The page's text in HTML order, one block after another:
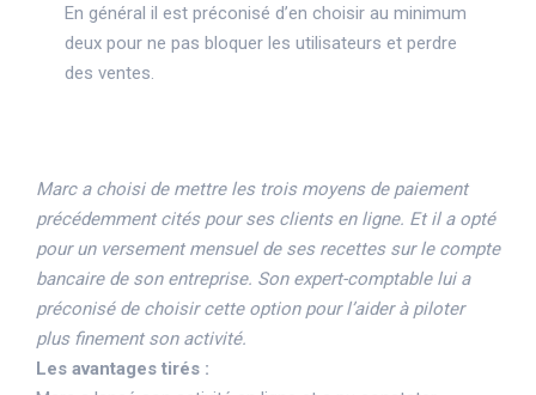
En général il est préconisé d’en choisir au minimum
deux pour ne pas bloquer les utilisateurs et perdre
des ventes.
Marc a choisi de mettre les trois moyens de paiement
précédemment cités pour ses clients en ligne. Et il a opté
pour un versement mensuel de ses recettes sur le compte
bancaire de son entreprise. Son expert-comptable lui a
préconisé de choisir cette option pour l’aider à piloter
plus finement son activité.
Les avantages tirés :